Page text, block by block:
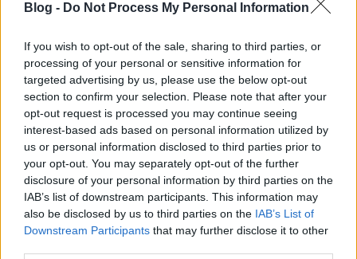
Blog - Do Not Process My Personal Information
If you wish to opt-out of the sale, sharing to third parties, or
processing of your personal or sensitive information for
targeted advertising by us, please use the below opt-out
section to confirm your selection. Please note that after your
opt-out request is processed you may continue seeing
interest-based ads based on personal information utilized by
us or personal information disclosed to third parties prior to
your opt-out. You may separately opt-out of the further
disclosure of your personal information by third parties on the
IAB’s list of downstream participants. This information may
also be disclosed by us to third parties on the IAB’s List of
Downstream Participants that may further disclose it to other
Ajánlott bejegyzések:
Kis magyar LEGO arcképcsarnok (7.):
Kiszel Tünde
Kis magyar LEGO arcképcsarnok (5.):
megélhetési celebek